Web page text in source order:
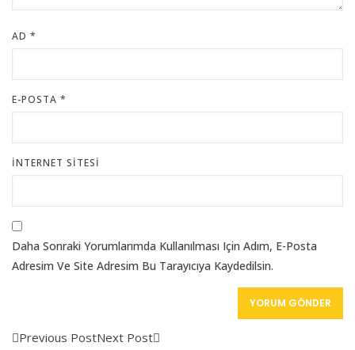
AD *
E-POSTA *
İNTERNET SITESI
Daha Sonraki Yorumlarımda Kullanılması Için Adım, E-Posta
Adresim Ve Site Adresim Bu Tarayıcıya Kaydedilsin.
Previous PostNext Post